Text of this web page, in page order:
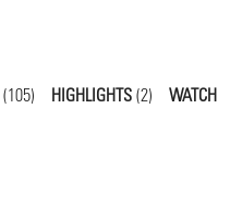
(105) HIGHLIGHTS (2)
WATCH